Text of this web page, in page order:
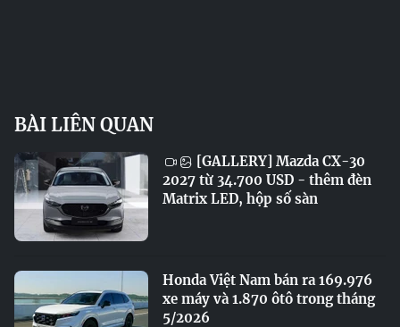
BÀI LIÊN QUAN
[GALLERY] Mazda CX-30
2027 từ 34.700 USD - thêm đèn
Matrix LED, hộp số sàn
Honda Việt Nam bán ra 169.976
xe máy và 1.870 ôtô trong tháng
5/2026